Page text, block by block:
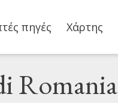
navigation
πηγές Χάρτης